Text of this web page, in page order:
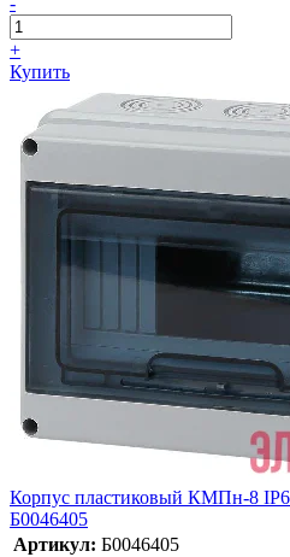
+
Купить
Корпус пластиковый КМПн-8
Б0046405
Артикул: Б0046405